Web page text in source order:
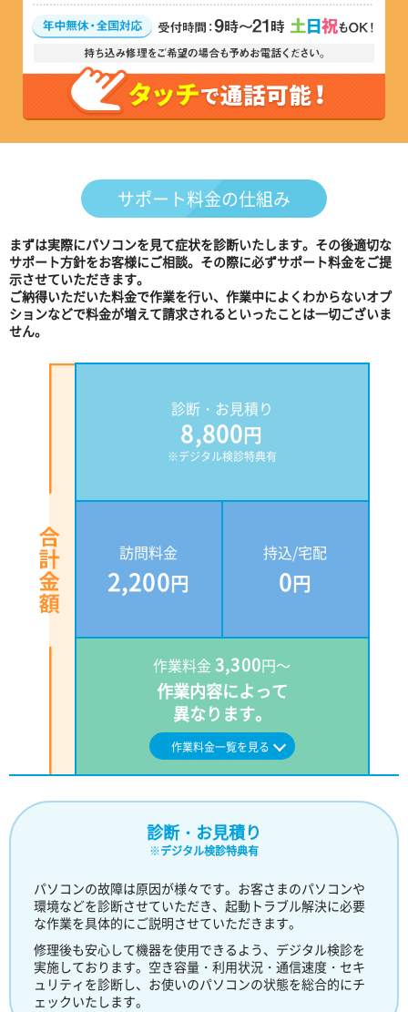
サポート料金の仕組み
まずは実際にパソコンを見て症状を診断いたします。その後適切な
サポート方針をお客様にご相談。その際に必ずサポート料金をご提
示させていただきます。
ご納得いただいた料金で作業を行い、作業中によくわからないオプ
ションなどで料金が増えて請求されるといったことは一切ございま
せん。
診断・お見積り
8,800円
※デジタル検診特典有
訪問料金
2,200円
持込/宅配
0円
作業料金 3,300円～
作業内容によって
異なります。
作業料金一覧を見る
診断・お見積り
※デジタル検診特典有
パソコンの故障は原因が様々です。お客さまのパソコンや
環境などを診断させていただき、起動トラブル解決に必要
な作業を具体的にご説明させていただきます。
修理後も安心して機器を使用できるよう、デジタル検診を
実施しております。空き容量・利用状況・通信速度・セキ
ュリティを診断し、お使いのパソコンの状態を総合的にチ
ェックいたします。